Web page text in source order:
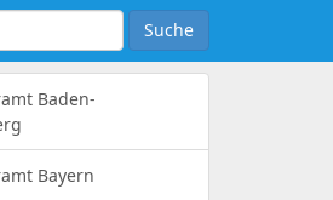
Suche
Baden-
Bayern